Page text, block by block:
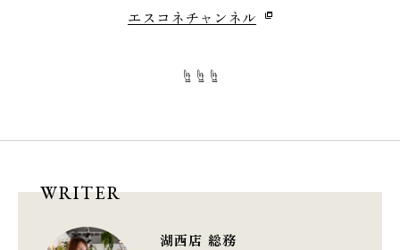
エスコネチャンネル
☝☝☝
WRITER
湖西店 総務